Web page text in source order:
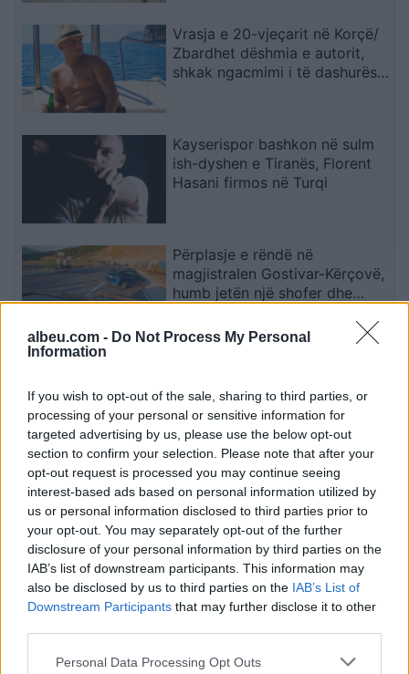
albeu.com - Do Not Process My Personal
Information
If you wish to opt-out of the sale, sharing to third parties, or
processing of your personal or sensitive information for
targeted advertising by us, please use the below opt-out
section to confirm your selection. Please note that after your
opt-out request is processed you may continue seeing
interest-based ads based on personal information utilized by
us or personal information disclosed to third parties prior to
your opt-out. You may separately opt-out of the further
disclosure of your personal information by third parties on the
IAB’s list of downstream participants. This information may
also be disclosed by us to third parties on the IAB’s List of
Downstream Participants that may further disclose it to other
Personal Data Processing Opt Outs
Vrasja e 20-vjeçarit në Korçë/
Zbardhet dëshmia e autorit,
shkak ngacmimi i të dashurës
Kayserispor bashkon në sulm
ish-dyshen e Tiranës, Florent
Hasani firmos në Turqi
Përplasje e rëndë në
magjistralen Gostivar-Kërçovë,
humb jetën një shofer dhe
sulmuesin e Brentfordit, Igor
Thiago
Tajfuni “Dolphin” prek Azinë,
mbi 1,300 fluturime anulohen
dhe më shumë se 400 mijë
banorë evakuohen